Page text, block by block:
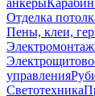
анкеры
Отделка
Пены, клеи,
управления
Светотехника